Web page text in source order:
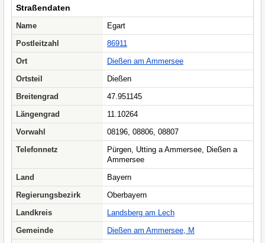
Straßendaten
Name
Egart
Postleitzahl
86911
Ort
Dießen am Ammersee
Ortsteil
Dießen
Breitengrad
47.951145
Längengrad
11.10264
Vorwahl
08196, 08806, 08807
Telefonnetz
Pürgen, Utting a Ammersee, Dießen a
Ammersee
Land
Bayern
Regierungsbezirk
Oberbayern
Landkreis
Landsberg am Lech
Gemeinde
Dießen am Ammersee, M